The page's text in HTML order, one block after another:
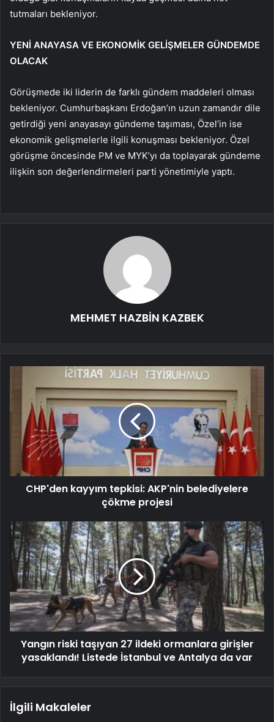
tutmaları bekleniyor.
YENİ ANAYASA VE EKONOMİK GELİŞMELER GÜNDEMDE
OLACAK
Görüşmede iki liderin de farklı gündem maddeleri olması
bekleniyor. Cumhurbaşkanı Erdoğan’ın uzun zamandır dile
getirdiği yeni anayasayı gündeme taşıması, Özel’in ise
ekonomik gelişmelerle ilgili konuşması bekleniyor. Özel
görüşme öncesinde PM ve MYK’yı da toplayarak gündeme
ilişkin son değerlendirmeleri parti yönetimiyle yaptı.
MEHMET HAZBİN KAZBEK
CHP'den kayyım tepkisi: AKP'nin belediyelere
çökme projesi
Yangın riski taşıyan 27 ildeki ormanlara girişler
yasaklandı! Listede İstanbul ve Antalya da var
İlgili Makaleler